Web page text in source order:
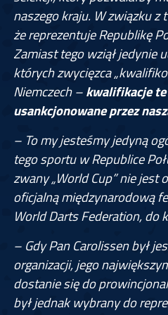
naszego kraju. W związku z
że reprezentuje Republikę
Zamiast tego wziął jedynie
których zwycięzca
Niemczech –kwalifikacje
usankcjonowane przez
– To my jesteśmy jedyną
tego sportu w Republice
zwany „World Cup” nie jest
oficjalną międzynarodową
World Darts Federation, do
– Gdy Pan Carolissen był
organizacji, jego
dostanie się do
był jednak wybrany do